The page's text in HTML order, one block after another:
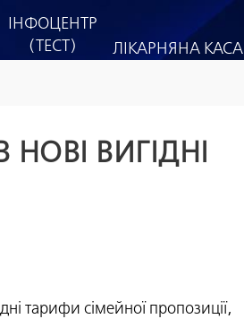
ІНФОЦЕНТР
(ТЕСТ)
ЛІКАРНЯНА КАСА
ВИГІДНІ
тарифи сімейної пропозиції,